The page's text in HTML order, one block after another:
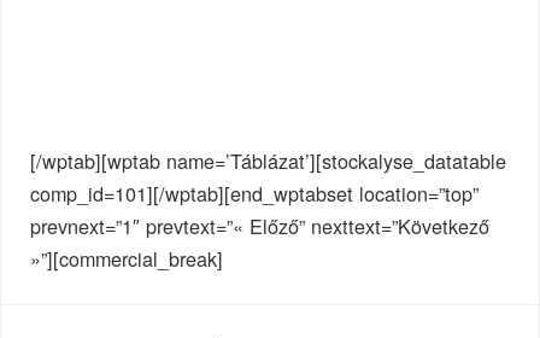
[/wptab][wptab name=’Táblázat’][stockalyse_datatable
comp_id=101][/wptab][end_wptabset location=”top”
prevnext=”1″ prevtext=”« Előző” nexttext=”Következő
»”][commercial_break]